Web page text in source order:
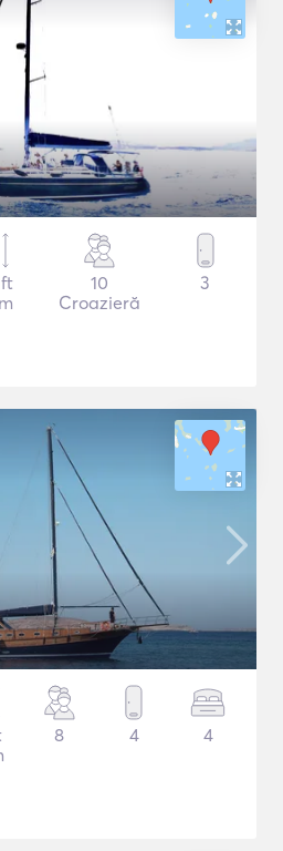
10
Croazieră
3
8 4 4